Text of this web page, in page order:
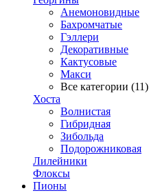
Анемоновидные
Бахромчатые
Гэллери
Декоративные
Кактусовые
Макси
Все категории (11)
Хоста
Волнистая
Гибридная
Зибольда
Подорожниковая
Лилейники
Флоксы
Пионы